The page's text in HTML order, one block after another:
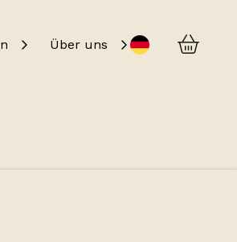
Über uns Change language
Kurv